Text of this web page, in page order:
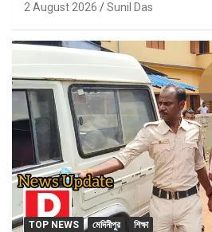
2 August 2026 Sunil Das
TOP NEWS মেদিনীপুর শিক্ষা